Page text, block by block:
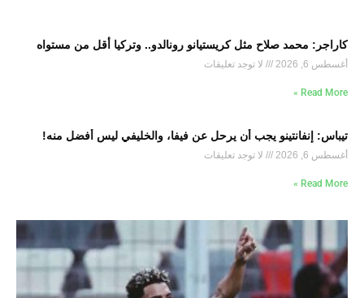
كاراجر: محمد صلاح مثل كريستيانو رونالدو.. وتركيا أقل من مستواه
أغسطس 6, 2026 لا توجد تعليقات
Read More »
تيباس: إنفانتينو يجب أن يرحل عن فيفا، والخليفي ليس أفضل منه!
أغسطس 6, 2026 لا توجد تعليقات
Read More »